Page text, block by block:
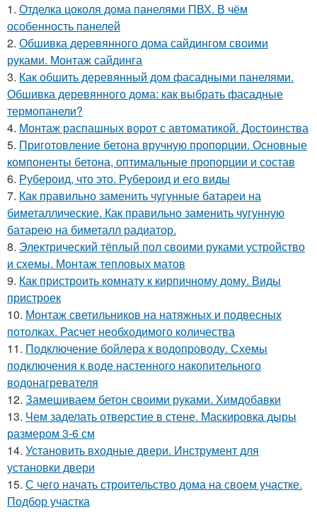
1. Отделка цоколя дома панелями ПВХ. В чём
особенность панелей
2. Обшивка деревянного дома сайдингом своими
руками. Монтаж сайдинга
3. Как обшить деревянный дом фасадными панелями.
Обшивка деревянного дома: как выбрать фасадные
термопанели?
4. Монтаж распашных ворот с автоматикой. Достоинства
5. Приготовление бетона вручную пропорции. Основные
компоненты бетона, оптимальные пропорции и состав
6. Рубероид, что это. Рубероид и его виды
7. Как правильно заменить чугунные батареи на
биметаллические. Как правильно заменить чугунную
батарею на биметалл радиатор.
8. Электрический тёплый пол своими руками устройство
и схемы. Монтаж тепловых матов
9. Как пристроить комнату к кирпичному дому. Виды
пристроек
10. Монтаж светильников на натяжных и подвесных
потолках. Расчет необходимого количества
11. Подключение бойлера к водопроводу. Схемы
подключения к воде настенного накопительного
водонагревателя
12. Замешиваем бетон своими руками. Химдобавки
13. Чем заделать отверстие в стене. Маскировка дыры
размером 3-6 см
14. Установить входные двери. Инструмент для
установки двери
15. С чего начать строительство дома на своем участке.
Подбор участка